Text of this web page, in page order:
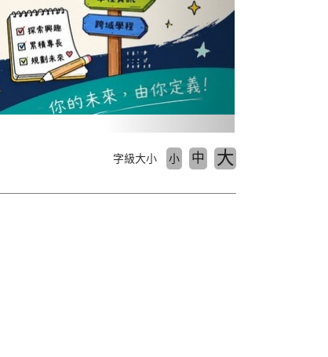
字級大小 小 中 大